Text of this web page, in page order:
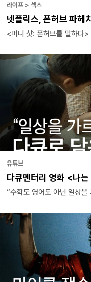
라이프 > 섹스
넷플릭스, 폰허브 파헤
<머니 샷: 폰허브를 말하다>
유튜브
다큐멘터리 영화 <나
“수학도 영어도 아닌 일상을